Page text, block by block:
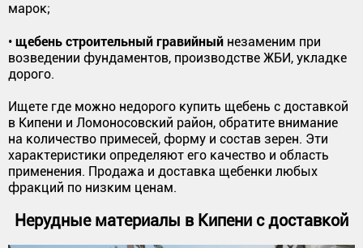
марок;
• щебень строительный гравийный незаменим при
возведении фундаментов, производстве ЖБИ, укладке
дорого.
Ищете где можно недорого купить щебень с доставкой
в Кипени и Ломоносовский район, обратите внимание
на количество примесей, форму и состав зерен. Эти
характеристики определяют его качество и область
применения. Продажа и доставка щебенки любых
фракций по низким ценам.
Нерудные материалы в Кипени с доставкой